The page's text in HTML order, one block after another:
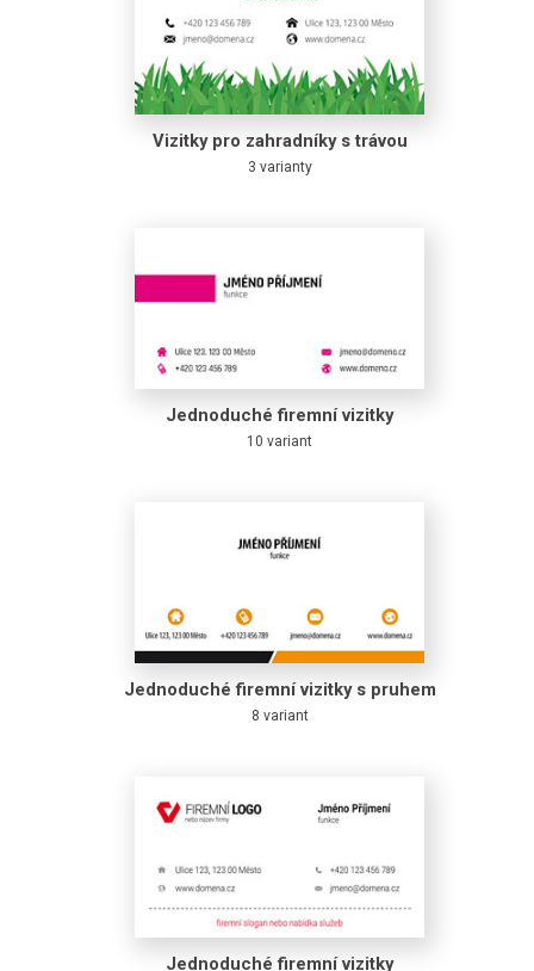
Vizitky pro zahradníky s trávou
3 varianty
Jednoduché firemní vizitky
10 variant
Jednoduché firemní vizitky s pruhem
8 variant
Jednoduché firemní vizitky